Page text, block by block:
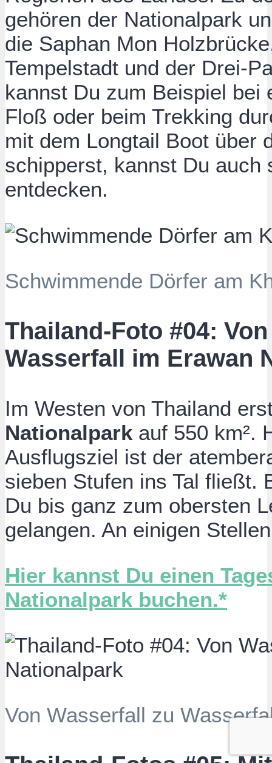
gehören der Nationalpark
die Saphan Mon
Tempelstadt und der Drei-
kannst Du zum Beispiel bei
Floß oder beim Trekking
mit dem Longtail Boot über
schipperst, kannst Du auch
entdecken.
Schwimmende Dörfer am
Thailand-Foto #04:
Wasserfall im Erawan
Im Westen von Thailand
Nationalpark auf 550 km².
Ausflugsziel ist der
sieben Stufen ins Tal fließt.
Du bis ganz zum obersten
gelangen. An einigen
Hier kannst Du einen
Nationalpark buchen.*
Von Wasserfall zu